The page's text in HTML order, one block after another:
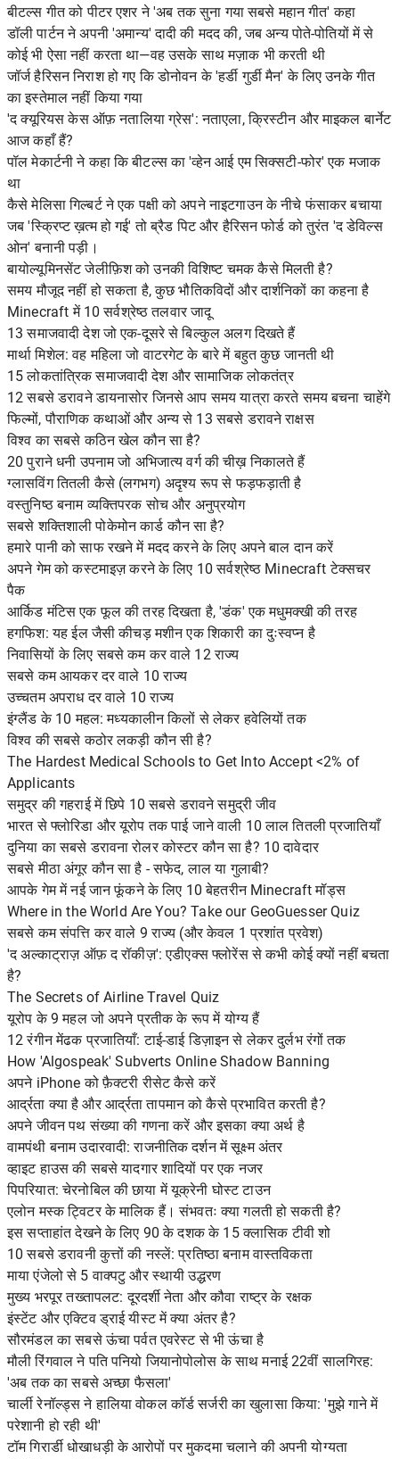
बीटल्स गीत को पीटर एशर ने 'अब तक सुना गया सबसे महान गीत' कहा
डॉली पार्टन ने अपनी 'अमान्य' दादी की मदद की, जब अन्य पोते-पोतियों में से
कोई भी ऐसा नहीं करता था—वह उसके साथ मज़ाक भी करती थी
जॉर्ज हैरिसन निराश हो गए कि डोनोवन के 'हर्डी गुर्डी मैन' के लिए उनके गीत
का इस्तेमाल नहीं किया गया
'द क्यूरियस केस ऑफ़ नतालिया ग्रेस': नताएला, क्रिस्टीन और माइकल बार्नेट
आज कहाँ हैं?
पॉल मेकार्टनी ने कहा कि बीटल्स का 'व्हेन आई एम सिक्सटी-फोर' एक मजाक
था
कैसे मेलिसा गिल्बर्ट ने एक पक्षी को अपने नाइटगाउन के नीचे फंसाकर बचाया
जब 'स्क्रिप्ट ख़त्म हो गई' तो ब्रैड पिट और हैरिसन फोर्ड को तुरंत 'द डेविल्स
ओन' बनानी पड़ी।
बायोल्यूमिनसेंट जेलीफ़िश को उनकी विशिष्ट चमक कैसे मिलती है?
समय मौजूद नहीं हो सकता है, कुछ भौतिकविदों और दार्शनिकों का कहना है
Minecraft में 10 सर्वश्रेष्ठ तलवार जादू
13 समाजवादी देश जो एक-दूसरे से बिल्कुल अलग दिखते हैं
मार्था मिशेल: वह महिला जो वाटरगेट के बारे में बहुत कुछ जानती थी
15 लोकतांत्रिक समाजवादी देश और सामाजिक लोकतंत्र
12 सबसे डरावने डायनासोर जिनसे आप समय यात्रा करते समय बचना चाहेंगे
फिल्मों, पौराणिक कथाओं और अन्य से 13 सबसे डरावने राक्षस
विश्व का सबसे कठिन खेल कौन सा है?
20 पुराने धनी उपनाम जो अभिजात्य वर्ग की चीख़ निकालते हैं
ग्लासविंग तितली कैसे (लगभग) अदृश्य रूप से फड़फड़ाती है
वस्तुनिष्ठ बनाम व्यक्तिपरक सोच और अनुप्रयोग
सबसे शक्तिशाली पोकेमोन कार्ड कौन सा है?
हमारे पानी को साफ रखने में मदद करने के लिए अपने बाल दान करें
अपने गेम को कस्टमाइज़ करने के लिए 10 सर्वश्रेष्ठ Minecraft टेक्सचर
पैक
आर्किड मंटिस एक फूल की तरह दिखता है, 'डंक' एक मधुमक्खी की तरह
हगफिश: यह ईल जैसी कीचड़ मशीन एक शिकारी का दुःस्वप्न है
निवासियों के लिए सबसे कम कर वाले 12 राज्य
सबसे कम आयकर दर वाले 10 राज्य
उच्चतम अपराध दर वाले 10 राज्य
इंग्लैंड के 10 महल: मध्यकालीन किलों से लेकर हवेलियों तक
विश्व की सबसे कठोर लकड़ी कौन सी है?
The Hardest Medical Schools to Get Into Accept <2% of
Applicants
समुद्र की गहराई में छिपे 10 सबसे डरावने समुद्री जीव
भारत से फ्लोरिडा और यूरोप तक पाई जाने वाली 10 लाल तितली प्रजातियाँ
दुनिया का सबसे डरावना रोलर कोस्टर कौन सा है? 10 दावेदार
सबसे मीठा अंगूर कौन सा है - सफेद, लाल या गुलाबी?
आपके गेम में नई जान फूंकने के लिए 10 बेहतरीन Minecraft मॉड्स
Where in the World Are You? Take our GeoGuesser Quiz
सबसे कम संपत्ति कर वाले 9 राज्य (और केवल 1 प्रशांत प्रवेश)
'द अल्काट्राज़ ऑफ़ द रॉकीज़': एडीएक्स फ्लोरेंस से कभी कोई क्यों नहीं बचता
है?
The Secrets of Airline Travel Quiz
यूरोप के 9 महल जो अपने प्रतीक के रूप में योग्य हैं
12 रंगीन मेंढक प्रजातियाँ: टाई-डाई डिज़ाइन से लेकर दुर्लभ रंगों तक
How 'Algospeak' Subverts Online Shadow Banning
अपने iPhone को फ़ैक्टरी रीसेट कैसे करें
आर्द्रता क्या है और आर्द्रता तापमान को कैसे प्रभावित करती है?
अपने जीवन पथ संख्या की गणना करें और इसका क्या अर्थ है
वामपंथी बनाम उदारवादी: राजनीतिक दर्शन में सूक्ष्म अंतर
व्हाइट हाउस की सबसे यादगार शादियों पर एक नजर
पिपरियात: चेरनोबिल की छाया में यूक्रेनी घोस्ट टाउन
एलोन मस्क ट्विटर के मालिक हैं। संभवतः क्या गलती हो सकती है?
इस सप्ताहांत देखने के लिए 90 के दशक के 15 क्लासिक टीवी शो
10 सबसे डरावनी कुत्तों की नस्लें: प्रतिष्ठा बनाम वास्तविकता
माया एंजेलो से 5 वाक्पटु और स्थायी उद्धरण
मुख्य भरपूर तख्तापलट: दूरदर्शी नेता और कौवा राष्ट्र के रक्षक
इंस्टेंट और एक्टिव ड्राई यीस्ट में क्या अंतर है?
सौरमंडल का सबसे ऊंचा पर्वत एवरेस्ट से भी ऊंचा है
मौली रिंगवाल ने पति पनियो जियानोपोलोस के साथ मनाई 22वीं सालगिरह:
'अब तक का सबसे अच्छा फैसला'
चार्ली रेनॉल्ड्स ने हालिया वोकल कॉर्ड सर्जरी का खुलासा किया: 'मुझे गाने में
परेशानी हो रही थी'
टॉम गिरार्डी धोखाधड़ी के आरोपों पर मुकदमा चलाने की अपनी योग्यता